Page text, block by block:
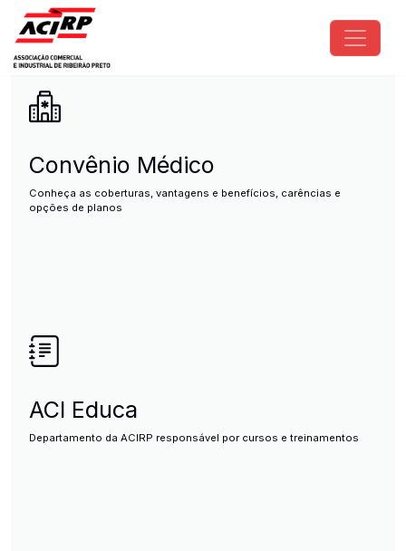
Pular para o conteúdo principal
ACIRP - Associação Comercial
Convênio Médico
Conheça as coberturas, vantagens e benefícios, carências e
opções de planos
ACI Educa
Departamento da ACIRP responsável por cursos e treinamentos